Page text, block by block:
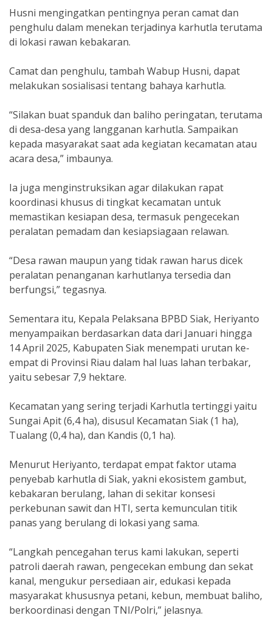
Husni mengingatkan pentingnya peran camat dan
penghulu dalam menekan terjadinya karhutla terutama
di lokasi rawan kebakaran.
Camat dan penghulu, tambah Wabup Husni, dapat
melakukan sosialisasi tentang bahaya karhutla.
“Silakan buat spanduk dan baliho peringatan, terutama
di desa-desa yang langganan karhutla. Sampaikan
kepada masyarakat saat ada kegiatan kecamatan atau
acara desa,” imbaunya.
Ia juga menginstruksikan agar dilakukan rapat
koordinasi khusus di tingkat kecamatan untuk
memastikan kesiapan desa, termasuk pengecekan
peralatan pemadam dan kesiapsiagaan relawan.
“Desa rawan maupun yang tidak rawan harus dicek
peralatan penanganan karhutlanya tersedia dan
berfungsi,” tegasnya.
Sementara itu, Kepala Pelaksana BPBD Siak, Heriyanto
menyampaikan berdasarkan data dari Januari hingga
14 April 2025, Kabupaten Siak menempati urutan ke-
empat di Provinsi Riau dalam hal luas lahan terbakar,
yaitu sebesar 7,9 hektare.
Kecamatan yang sering terjadi Karhutla tertinggi yaitu
Sungai Apit (6,4 ha), disusul Kecamatan Siak (1 ha),
Tualang (0,4 ha), dan Kandis (0,1 ha).
Menurut Heriyanto, terdapat empat faktor utama
penyebab karhutla di Siak, yakni ekosistem gambut,
kebakaran berulang, lahan di sekitar konsesi
perkebunan sawit dan HTI, serta kemunculan titik
panas yang berulang di lokasi yang sama.
“Langkah pencegahan terus kami lakukan, seperti
patroli daerah rawan, pengecekan embung dan sekat
kanal, mengukur persediaan air, edukasi kepada
masyarakat khususnya petani, kebun, membuat baliho,
berkoordinasi dengan TNI/Polri,” jelasnya.